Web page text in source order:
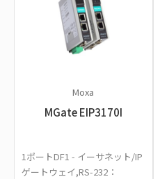
Moxa
MGate EIP3170I
1ポートDF1 - イーサネット/IP
ゲートウェイ,RS-232：